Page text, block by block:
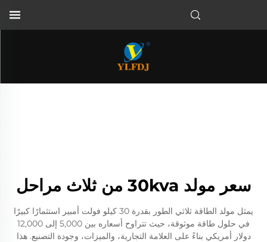
سعر مولد 30kva من ثلاث مراحل
يمثل مولد الطاقة ثلاثي الطور بقدرة 30 كيلو فولت أمبير استثمارًا كبيرًا
في حلول طاقة موثوقة، حيث تتراوح أسعاره بين 5,000 إلى 12,000
دولار أمريكي بناءً على العلامة التجارية، والميزات، وجودة التصنيع. هذا